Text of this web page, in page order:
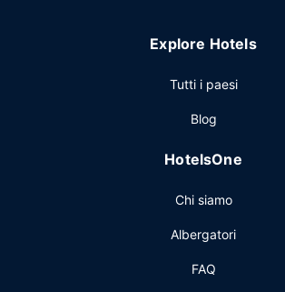
Gusta le specialità di The Bay e i drink
orario limitato. Rilassati con un drink
La colazione a buffet è disponibile a
Potrai usufruire di un business center,
un evento a Pattaya? Presso un hotel avrai
30 metri quadrati di spazio con un centro
Explore Hotels
Tutti i paesi
Blog
HotelsOne
Chi siamo
Albergatori
FAQ